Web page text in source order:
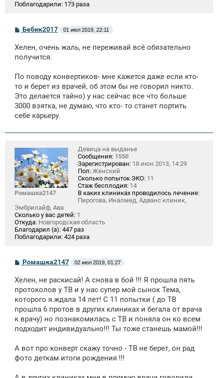
Поблагодарили: 173 раза
С
о
б
щ
и
Бебик2017 01 июл 2019, 22:11
Хелен, очень жаль, не переживай всё обязательно
получится.
По поводу конвертиков- мне кажется даже если кто-
то и берет из врачей, об этом бы не говорил никто.
Это делается тайно) у нас сейчас все что больше
3000 взятка, не думаю, что кто- то станет портить
себе карьеру.
Ромашка2147
Девица на выданье
Сообщения: 1550
Зарегистрирован: 18 июн 2013, 14:29
Пол: Женский
Сколько попыток ЭКО: 11
Стаж бесплодия: 14
В каких клиниках проводилось лечение:
Пирогова, Иналмед, Адванс клиник,
Эмбрилайф, Ава
Сколько у вас детей: 1
Откуда: Новгородская область
Благодарил (а): 447 раз
Поблагодарили: 424 раза
С
о
б
щ
е
н
и
е
Ромашка2147 02 июл 2019, 01:27
Хелен, не раскисай! А снова в бой !!! Я прошла пять
протоколов у ТВ и у нас супер мой сынок Тема,
которого я ждала 14 лет! С 11 попытки ( до ТВ
прошла 6 протов в других клиниках и бегала от врача
к врачу) но познакомилась с ТВ и поняла он ко всем
подходит индивидуально!!! Ты тоже станешь мамой!!!
А вот про конверт скажу точно - ТВ не берет, он рад
фото деткам итоги рождения !!!